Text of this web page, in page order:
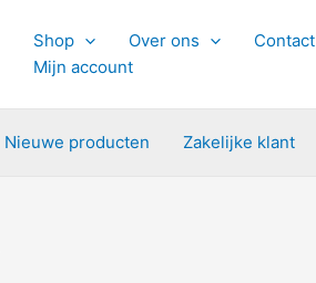
Shop Over ons
Contact
Mijn account
Nieuwe producten Zakelijke klant